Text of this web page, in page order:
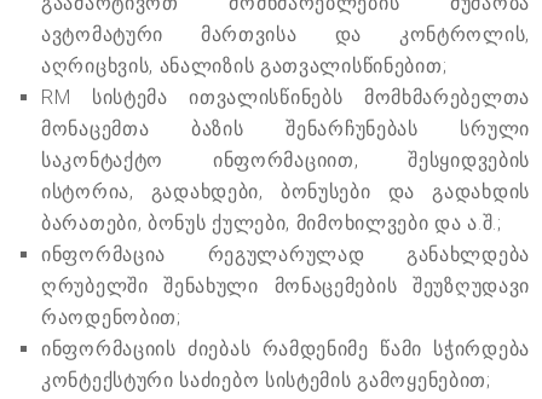
ავტომატური მართვისა და კონტროლის,
აღრიცხვის, ანალიზის გათვალისწინებით;
RM სისტემა ითვალისწინებს მომხმარებელთა
მონაცემთა ბაზის შენარჩუნებას სრული
საკონტაქტო ინფორმაციით, შესყიდვების
ისტორია, გადახდები, ბონუსები და გადახდის
ბარათები, ბონუს ქულები, მიმოხილვები და ა.შ.;
ინფორმაცია რეგულარულად განახლდება
ღრუბელში შენახული მონაცემების შეუზღუდავი
რაოდენობით;
ინფორმაციის ძიებას რამდენიმე წამი სჭირდება
კონტექსტური საძიებო სისტემის გამოყენებით;